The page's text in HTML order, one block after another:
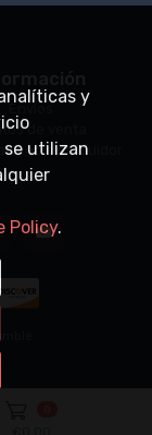
Envìos
de venta
en distribuidor
y
se utilizan
Policy.